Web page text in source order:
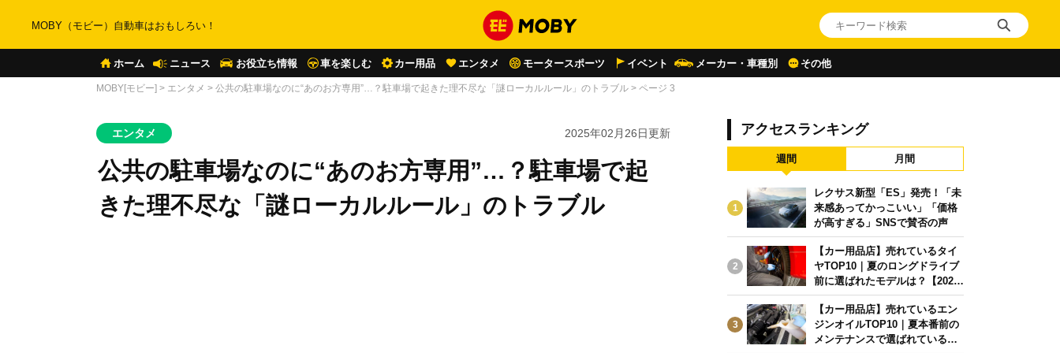
MOBY（モビー）自動車はおもしろい！
ホーム ニュース お役立ち情報 車を楽しむ カー用品 エンタメ モータースポーツ イベント メーカー・車種別 その他
MOBY[モビー] > エンタメ > 公共の駐車場なのに“あのお方専用”…？駐車場で起きた理不尽な「謎ローカルルール」のトラブル > ページ 3
エンタメ 2025年02月26日更新
公共の駐車場なのに“あのお方専用”…？駐車場で起
きた理不尽な「謎ローカルルール」のトラブル
アクセスランキング
週間 月間
1
レクサス新型「ES」発売！「未
来感あってかっこいい」「価格
が高すぎる」SNSで賛否の声
2
【カー用品店】売れているタイ
ヤTOP10｜夏のロングドライブ
前に選ばれたモデルは？【2026
年6月版】
3
【カー用品店】売れているエン
ジンオイルTOP10｜夏本番前の
メンテナンスで選ばれている人